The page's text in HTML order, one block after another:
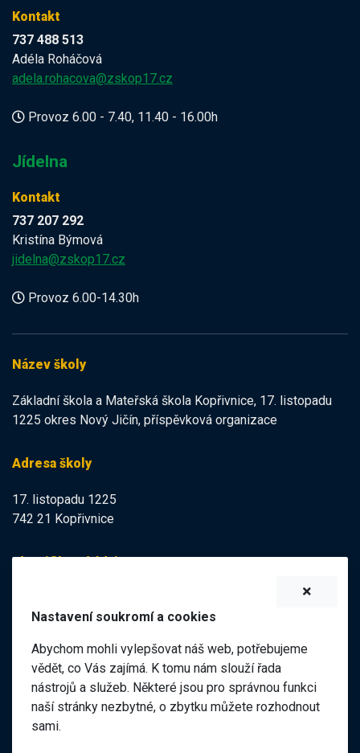
Kontakt
737 488 513
Adéla Roháčová
adela.rohacova@zskop17.cz
Provoz 6.00 - 7.40, 11.40 - 16.00h
Jídelna
Kontakt
737 207 292
Kristína Býmová
jidelna@zskop17.cz
Provoz 6.00-14.30h
Název školy
Základní škola a Mateřská škola Kopřivnice, 17. listopadu
1225 okres Nový Jičín, příspěvková organizace
Adresa školy
17. listopadu 1225
742 21 Kopřivnice
Identifikační údaje
IČO:47998121
Elektronická podatelna
ID datové schránky:
98pgf7m
Nastavení soukromí a cookies
Abychom mohli vylepšovat náš web, potřebujeme
vědět, co Vás zajímá. K tomu nám slouží řada
nástrojů a služeb. Některé jsou pro správnou funkci
naší stránky nezbytné, o zbytku můžete rozhodnout
sami.